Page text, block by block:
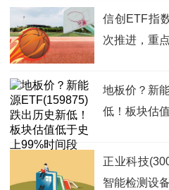
信创ETF指
次推进，重
地板价？新
低！板块估
正业科技
智能检测设备